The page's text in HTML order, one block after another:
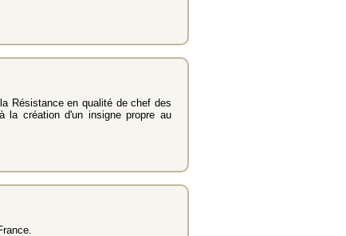
Résistance en qualité de chef des
la création d'un insigne propre au